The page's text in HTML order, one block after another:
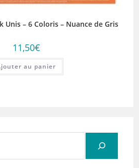
Unis – 6 Coloris – Nuance de Gris
11,50€
au panier